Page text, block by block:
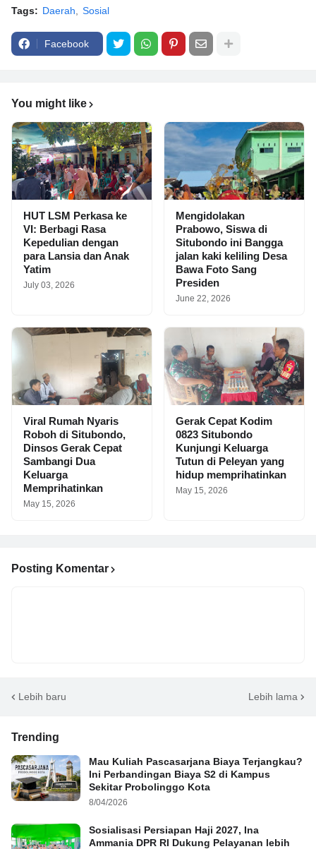
Tags: Daerah Sosial
Facebook
You might like
HUT LSM Perkasa ke
VI: Berbagi Rasa
Kepedulian dengan
para Lansia dan Anak
Yatim
July 03, 2026
Mengidolakan
Prabowo, Siswa di
Situbondo ini Bangga
jalan kaki keliling Desa
Bawa Foto Sang
Presiden
June 22, 2026
Viral Rumah Nyaris
Roboh di Situbondo,
Dinsos Gerak Cepat
Sambangi Dua
Keluarga
Memprihatinkan
May 15, 2026
Gerak Cepat Kodim
0823 Situbondo
Kunjungi Keluarga
Tutun di Peleyan yang
hidup memprihatinkan
May 15, 2026
Posting Komentar
Lebih baru Lebih lama
Trending
Mau Kuliah Pascasarjana Biaya Terjangkau?
Ini Perbandingan Biaya S2 di Kampus
Sekitar Probolinggo Kota
8/04/2026
Sosialisasi Persiapan Haji 2027, Ina
Ammania DPR RI Dukung Pelayanan lebih